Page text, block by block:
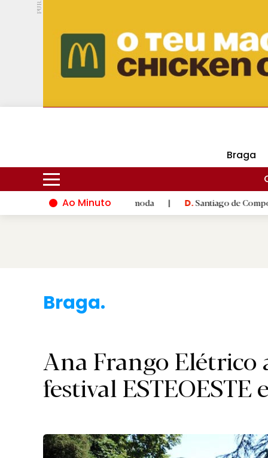
PUB.
Hoje 17ºC 24ºC DMtv
Braga
Ao Minuto
do mundo da moda D.Santiago de Compostela
Braga.
Ana Frango Elétrico
festival ESTEOESTE